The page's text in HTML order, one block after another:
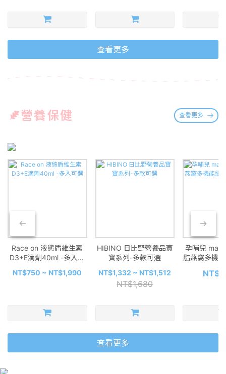
查看更多
營養保健 查看更多
Race on 液態盾維生素
D3+E滴劑40ml -多入可
NT$750 ~ NT$1,990
HIBINO 日比野營養品寶
寶系列-多款可選
NT$1,332 ~ NT$1,512
NT$1,680
孕哺兒
脂燕窩多機
查看更多